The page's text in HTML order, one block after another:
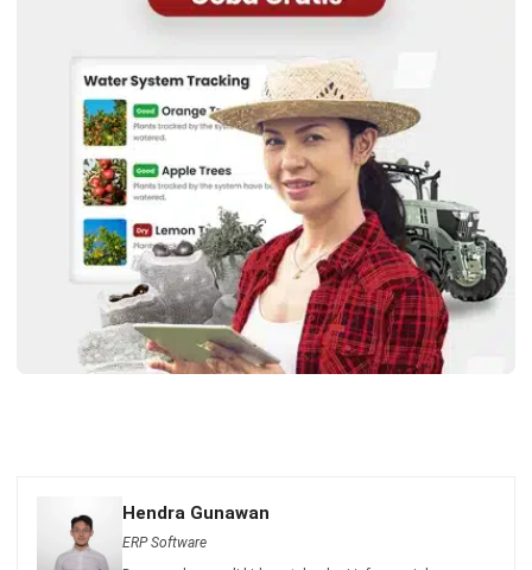
Berpengalaman di bidang teknologi informasi dan
Resource Planning (ERP). Dengan pengalaman lebih dari
12 tahun dalam mengimplementasikan dan
mengoptimalkan sistem ERP di berbagai industri. Hendra
telah membantu banyak perusahaan menganalisis
kebutuhan bisnis dan menyelaraskan proses perusahaan
dengan fitur ERP untuk meningkatkan produktivitas,
meningkatkan efisiensi operasional, akurasi data, serta
pengambilan keputusan bisnis berbasis teknologi.
HashMicro berpegang pada standar editorial yang ketat
dan menggunakan sumber utama seperti regulasi
pemerintah, pedoman industri, serta publikasi terpercaya